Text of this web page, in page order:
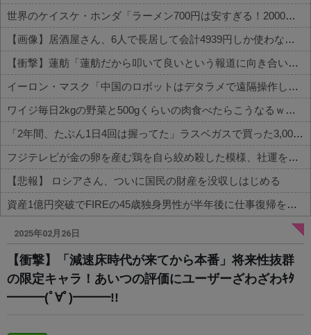
世界のケイスケ・ホンダ「ラーメン700円は安すぎる！2000円にするべき」
【画像】居酒屋さん、6人で長居して会計4939円しか使わない客にお気持ち表明してしまう←コレどっちが悪いんや？？？？？？
【衝撃】蓮舫「蓮舫だから叩いて良いという報道に向き合います！」X民「高市だから叩いて良いをやってるのがお前だろ」←これ…w w
イーロン・マスク「中国のロボットはデタラメで遠隔操作してるだけ」
ワイジ毎日2kgの野菜と500gくらいの肉食べたらこうなるｗｗｗ
「2年間、たぶん1日4回は握ってた」ラスベガスで買った3,000円のキーホルダーを調べたら
フジテレビが金の卵を産む鶏を自ら絞め殺した模様、社運を賭けたドル箱コンテンツが御蔵入りになってしまい……
【悲報】 ロシアさん、ついに国民の財産を没収しはじめる
資産1億円突破でFIREの45歳独身男性が半年後に仕事復帰を決意した「1通の通知」
Powered by livedoor 相互RSS
2025年02月26日
【衝撃】「減速床時代が来てから本番」将来性抜群
の限定キャラ！あいつの評価にユーザーざわざわｷﾀ
━━━(ﾟ∀ﾟ)━━━!!